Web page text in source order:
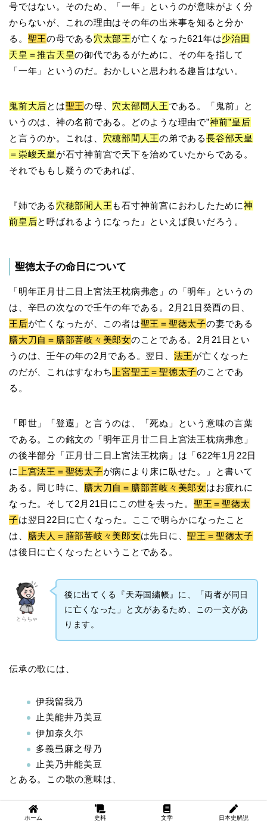
号ではない。そのため、「一年」というのが意味がよく分
からないが、これの理由はその年の出来事を知ると分か
る。 聖王の母である 穴太部王が亡くなった621年は少治田
天皇＝推古天皇の御代であるがために、その年を指して
「一年」というのだ。おかしいと思われる趣旨はない。
鬼前大后とは聖王の母、 穴太部間人王である。「鬼前」と
いうのは、神の名前である。どのような理由で”神前”皇后
と言うのか。これは、 穴穂部間人王の弟である長谷部天皇
＝崇峻天皇 が石寸神前宮で天下を治めていたからである。
それでももし疑うのであれば、
『姉である 穴穂部間人王も石寸神前宮におわしたために神
前皇后と呼ばれるようになった』といえば良いだろう。
聖徳太子の命日について
「明年正月廿二日上宮法王枕病弗悆」の「明年」というの
は、辛巳の次なので壬午の年である。2月21日癸酉の日、
王后が亡くなったが、この者は聖王＝聖徳太子の妻である
膳大刀自＝膳部菩岐々美郎女のことである。2月21日とい
うのは、壬午の年の2月である。翌日、 法王が亡くなった
のだが、これはすなわち 上宮聖王＝聖徳太子のことであ
る。
「即世」「登遐」と言うのは、「死ぬ」という意味の言葉
である。この銘文の「明年正月廿二日上宮法王枕病弗悆」
の後半部分「正月廿二日上宮法王枕病」は「622年1月22日
に 上宮法王＝聖徳太子が病により床に臥せた。」と書いて
ある。同じ時に、 膳大刀自＝膳部菩岐々美郎女はお疲れに
なった。そして2月21日にこの世を去った。 聖王＝聖徳太
子は翌日22日に亡くなった。ここで明らかになったこと
は、 膳夫人＝膳部菩岐々美郎女は先日に、聖王＝聖徳太子
は後日に亡くなったということである。
とらちゃ
後に出てくる『天寿国繍帳』に、「両者が同日
に亡くなった」と文があるため、この一文があ
ります。
伝承の歌には、
伊我留我乃
止美能井乃美豆
伊加奈久尓
多義弖麻之母乃
止美乃井能美豆
とある。この歌の意味は、
膳夫人＝膳部菩岐々美郎女
が病で床に臥して今にも死の
ホーム 史料 文学 日本史解説